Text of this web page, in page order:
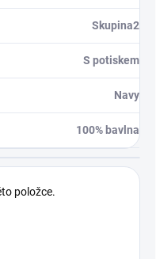
Skupina2
S potiskem
Navy
100% bavlna
položce.